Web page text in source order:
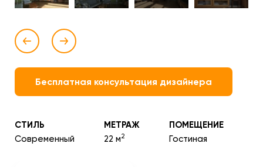
Бесплатная консультация дизайнера
СТИЛЬ
Современный
МЕТРАЖ
22 м2
ПОМЕЩЕНИЕ
Гостиная